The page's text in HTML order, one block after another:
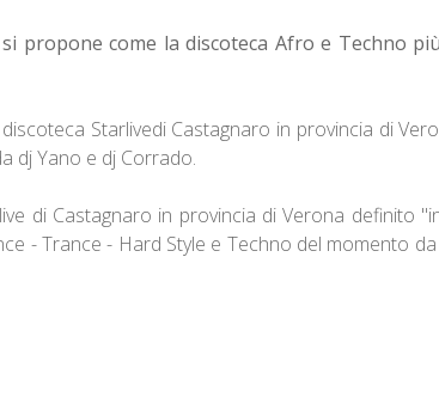
propone come la discoteca Afro e Techno
Starlivedi Castagnaro in provincia di
dj Yano e dj Corrado.
di Castagnaro in provincia di Verona definito
- Trance - Hard Style e Techno del momento